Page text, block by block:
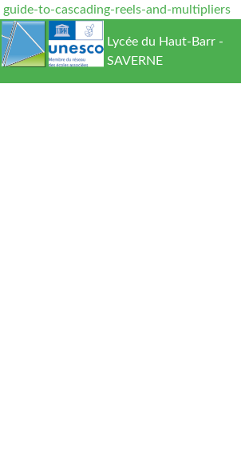
guide-to-cascading-reels-and-multipliers
Lycée du Haut-Barr -
SAVERNE